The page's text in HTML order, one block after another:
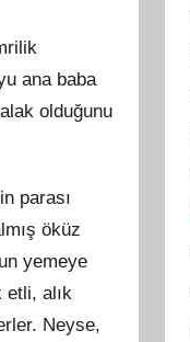
ana baba
olduğunu
parası
öküz
yemeye
etli, alık
Neyse,